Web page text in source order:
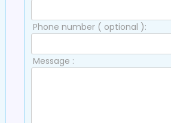
Phone number ( optional ):
Message :